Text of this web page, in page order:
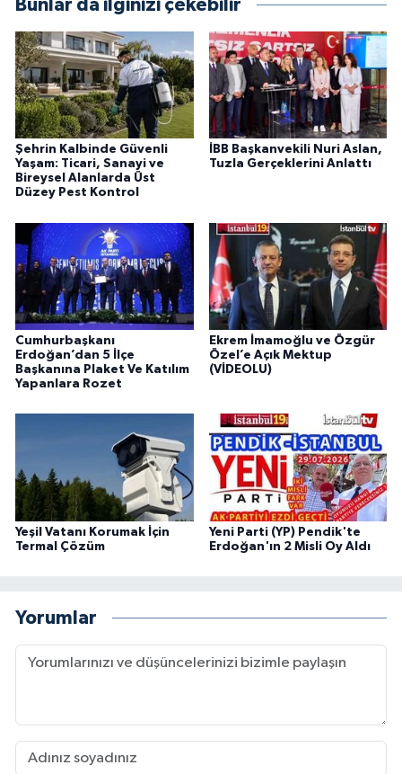
Bunlar da ilginizi çekebilir
Şehrin Kalbinde Güvenli
Yaşam: Ticari, Sanayi ve
Bireysel Alanlarda Üst
Düzey Pest Kontrol
İBB Başkanvekili Nuri Aslan,
Tuzla Gerçeklerini Anlattı
Cumhurbaşkanı
Erdoğan’dan 5 İlçe
Başkanına Plaket Ve Katılım
Yapanlara Rozet
Ekrem İmamoğlu ve Özgür
Özel’e Açık Mektup
(VİDEOLU)
Yeşil Vatanı Korumak İçin
Termal Çözüm
Yeni Parti (YP) Pendik'te
Erdoğan'ın 2 Misli Oy Aldı
Yorumlar